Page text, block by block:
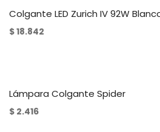
Colgante LED Zurich IV 92W
$18.842
Lámpara Colgante Spider
$ 2.416